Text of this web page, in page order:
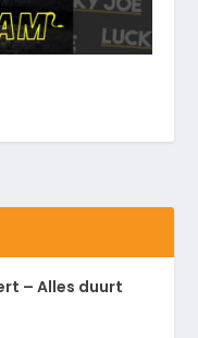
– Alles duurt